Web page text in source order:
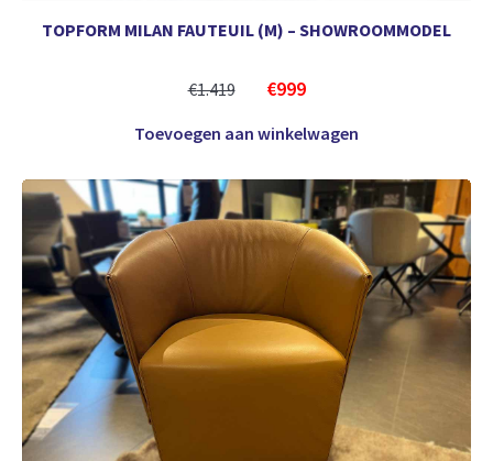
TOPFORM MILAN FAUTEUIL (M) – SHOWROOMMODEL
€1.419 €999
Toevoegen aan winkelwagen